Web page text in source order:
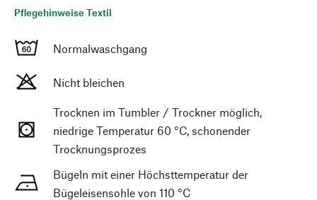
Pflegehinweise Textil
Normalwaschgang
Nicht bleichen
Trocknen im Tumbler / Trockner möglich,
niedrige Temperatur 60 °C, schonender
Trocknungsprozes
Bügeln mit einer Höchsttemperatur der
Bügeleisensohle von 110 °C